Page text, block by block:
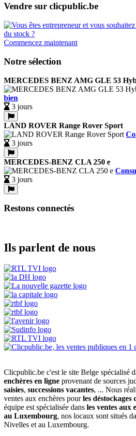
Vendre sur clicpublic.be
Commencez maintenant
Notre sélection
MERCEDES BENZ AMG GLE 53
bien
3 jours
LAND ROVER Range Rover Sport
3 jours
MERCEDES-BENZ CLA 250 e
3 jours
Restons connectés
Ils parlent de nous
Clicpublic.be c'est le site Belge spécialisé
enchères en ligne provenant de sources
saisies, successions vacantes, ... Nous
ventes aux enchères pourles déstockages
équipe est spécialisée dans les ventes aux
au Luxembourg, nos locaux sont situés
Nivelles et au Luxembourg.